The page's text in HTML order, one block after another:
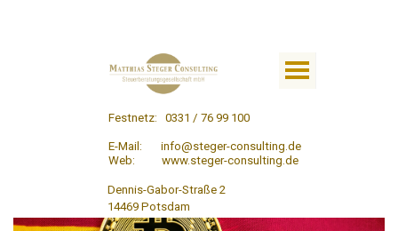
Dennis-Gabor-Straße 2
14469 Potsdam
Festnetz: 0331 / 76 99 100
E-Mail: info@steger-consulting.de
Web: www.steger-consulting.de